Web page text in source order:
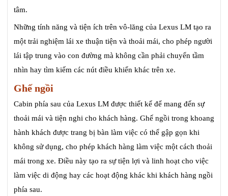
tâm.
Những tính năng và tiện ích trên vô-lăng của Lexus LM tạo ra
một trải nghiệm lái xe thuận tiện và thoải mái, cho phép người
lái tập trung vào con đường mà không cần phải chuyển tầm
nhìn hay tìm kiếm các nút điều khiển khác trên xe.
Ghế ngồi
Cabin phía sau của Lexus LM được thiết kế để mang đến sự
thoải mái và tiện nghi cho khách hàng. Ghế ngồi trong khoang
hành khách được trang bị bàn làm việc có thể gập gọn khi
không sử dụng, cho phép khách hàng làm việc một cách thoải
mái trong xe. Điều này tạo ra sự tiện lợi và linh hoạt cho việc
làm việc di động hay các hoạt động khác khi khách hàng ngồi
phía sau.